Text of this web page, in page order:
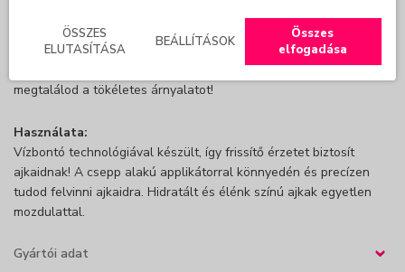
intenzív pigmenteket és frissítő érzetet biztosít. Használd az
azonnali fényért, ami egy természetes színú árnyalatot hagy az
ajkaidon. A természetestől az élénk színekig, minden sminkhez
megtalálod a tökéletes árnyalatot!
Használata:
Vízbontó technológiával készült, így frissítő érzetet biztosít
ajkaidnak! A csepp alakú applikátorral könnyedén és precízen
tudod felvinni ajkaidra. Hidratált és élénk színú ajkak egyetlen
mozdulattal.
Gyártói adat ›
ÖSSZES
ELUTASÍTÁSA
BEÁLLÍTÁSOK
Összes
elfogadása